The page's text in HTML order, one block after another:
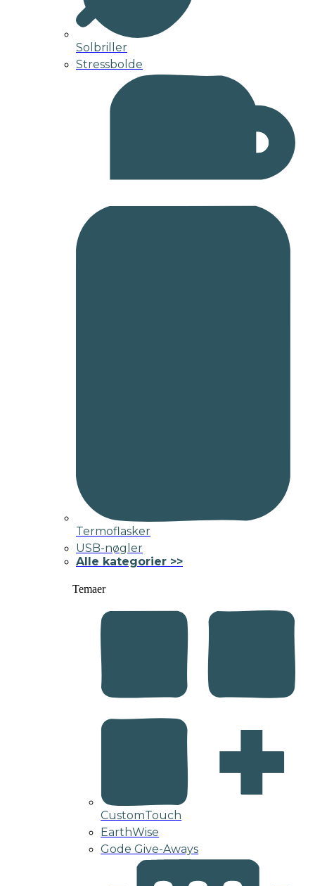
Solbriller
Stressbolde
Termoflasker
USB-nøgler
Alle kategorier >>
Temaer
CustomTouch
EarthWise
Gode Give-Aways